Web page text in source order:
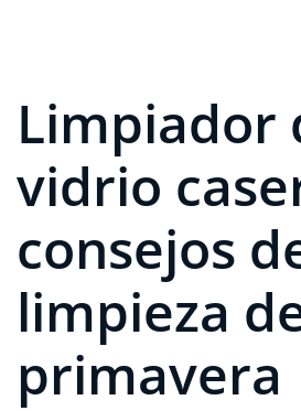
Limpiador
vidrio
consejos
limpieza
primavera